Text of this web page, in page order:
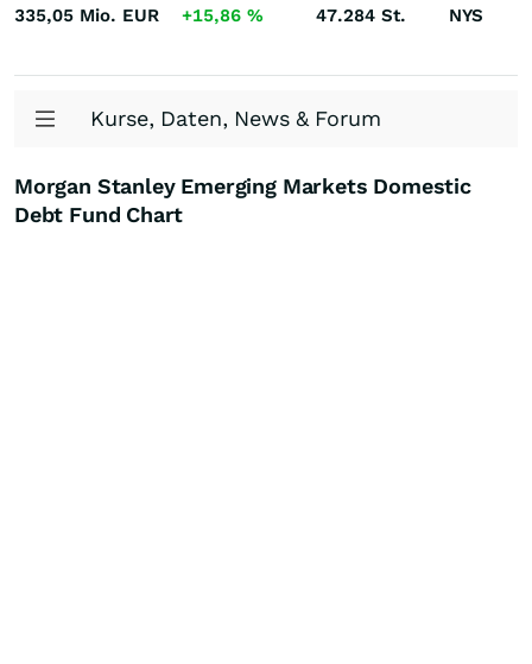
335,05 Mio. EUR +15,86 % 47.284 St. NYS
Kurse, Daten, News & Forum
Morgan Stanley Emerging Markets Domestic
Debt Fund Chart